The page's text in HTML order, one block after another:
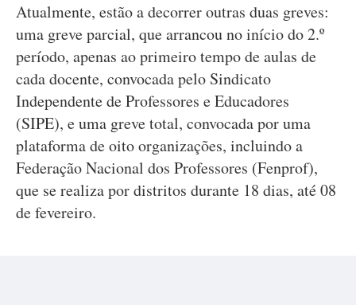
Atualmente, estão a decorrer outras duas greves:
uma greve parcial, que arrancou no início do 2.º
período, apenas ao primeiro tempo de aulas de
cada docente, convocada pelo Sindicato
Independente de Professores e Educadores
(SIPE), e uma greve total, convocada por uma
plataforma de oito organizações, incluindo a
Federação Nacional dos Professores (Fenprof),
que se realiza por distritos durante 18 dias, até 08
de fevereiro.